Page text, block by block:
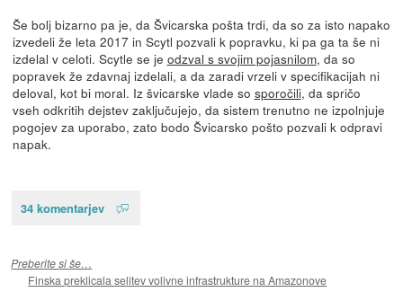
Še bolj bizarno pa je, da Švicarska pošta trdi, da so za isto napako
izvedeli že leta 2017 in Scytl pozvali k popravku, ki pa ga ta še ni
izdelal v celoti. Scytle se je odzval s svojim pojasnilom, da so
popravek že zdavnaj izdelali, a da zaradi vrzeli v specifikacijah ni
deloval, kot bi moral. Iz švicarske vlade so sporočili, da spričo
vseh odkritih dejstev zaključujejo, da sistem trenutno ne izpolnjuje
pogojev za uporabo, zato bodo Švicarsko pošto pozvali k odpravi
napak.
34 komentarjev
Preberite si še…
Finska preklicala selitev volivne infrastrukture na Amazonove